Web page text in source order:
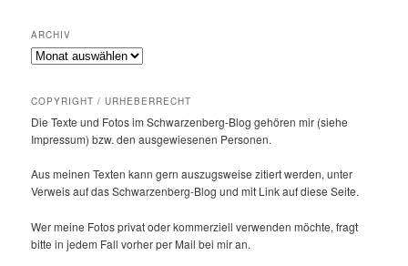
ARCHIV
Archiv
COPYRIGHT / URHEBERRECHT
Die Texte und Fotos im Schwarzenberg-Blog gehören mir (siehe
Impressum) bzw. den ausge­wie­senen Personen.
Aus meinen Texten kann gern auszugs­weise zitiert werden, unter
Verweis auf das Schwarzenberg-Blog und mit Link auf diese Seite.
Wer meine Fotos privat oder kommer­ziell verwenden möchte, fragt
bitte in jedem Fall vorher per Mail bei mir an.